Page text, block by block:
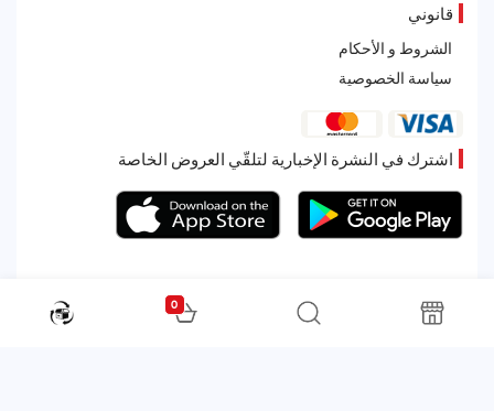
قانوني
الشروط و الأحكام
سياسة الخصوصية
اشترك في النشرة الإخبارية لتلقّي العروض الخاصة
All rights reserved. Powered by Martoo © 2026
0